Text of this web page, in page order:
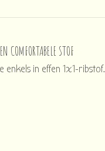
COMFORTABELE STOF
enkels in effen 1x1-ribstof.